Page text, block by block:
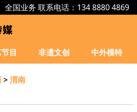
全国业务 联系电话：134 8880 4869
目 非遗文创 中外模特
>渭南